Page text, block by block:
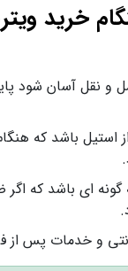
خرید
و نقل آسان شود
استیل باشد که
ای باشد که اگر
و خدمات پس از